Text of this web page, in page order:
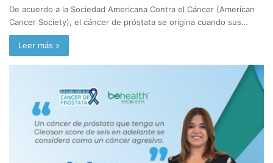
De acuerdo a la Sociedad Americana Contra el Cáncer (American
Cancer Society), el cáncer de próstata se origina cuando sus…
Leer más »